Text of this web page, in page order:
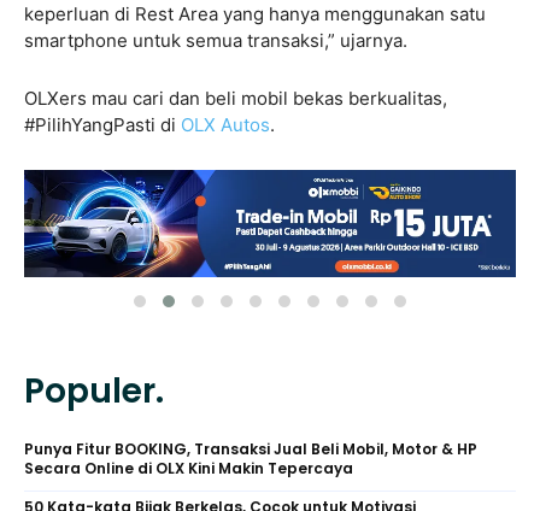
keperluan di Rest Area yang hanya menggunakan satu
smartphone untuk semua transaksi,” ujarnya.
OLXers mau cari dan beli mobil bekas berkualitas,
#PilihYangPasti di OLX Autos.
Populer.
Punya Fitur BOOKING, Transaksi Jual Beli Mobil, Motor & HP
Secara Online di OLX Kini Makin Tepercaya
50 Kata-kata Bijak Berkelas, Cocok untuk Motivasi